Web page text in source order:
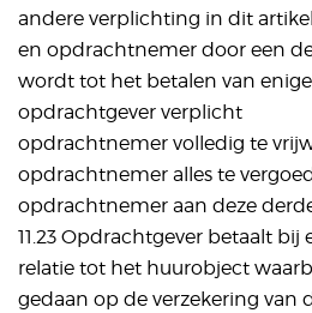
andere verplichting in dit
en opdrachtnemer door een
wordt tot het betalen van
opdrachtgever verplicht
opdrachtnemer volledig te
opdrachtnemer alles te
opdrachtnemer aan deze
11.23 Opdrachtgever betaalt
relatie tot het huurobject
gedaan op de verzekering van